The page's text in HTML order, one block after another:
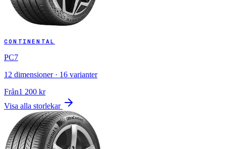
CONTINENTAL
PC7
12 dimensioner · 16 varianter
Från1 200 kr
Visa alla storlekar